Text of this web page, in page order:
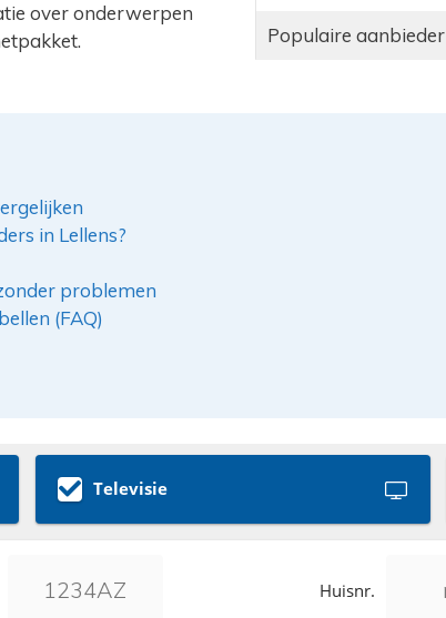
over onderwerpen
Populaire aanbieder
in Lellens?
problemen
(FAQ)
Televisie
Huisnr.